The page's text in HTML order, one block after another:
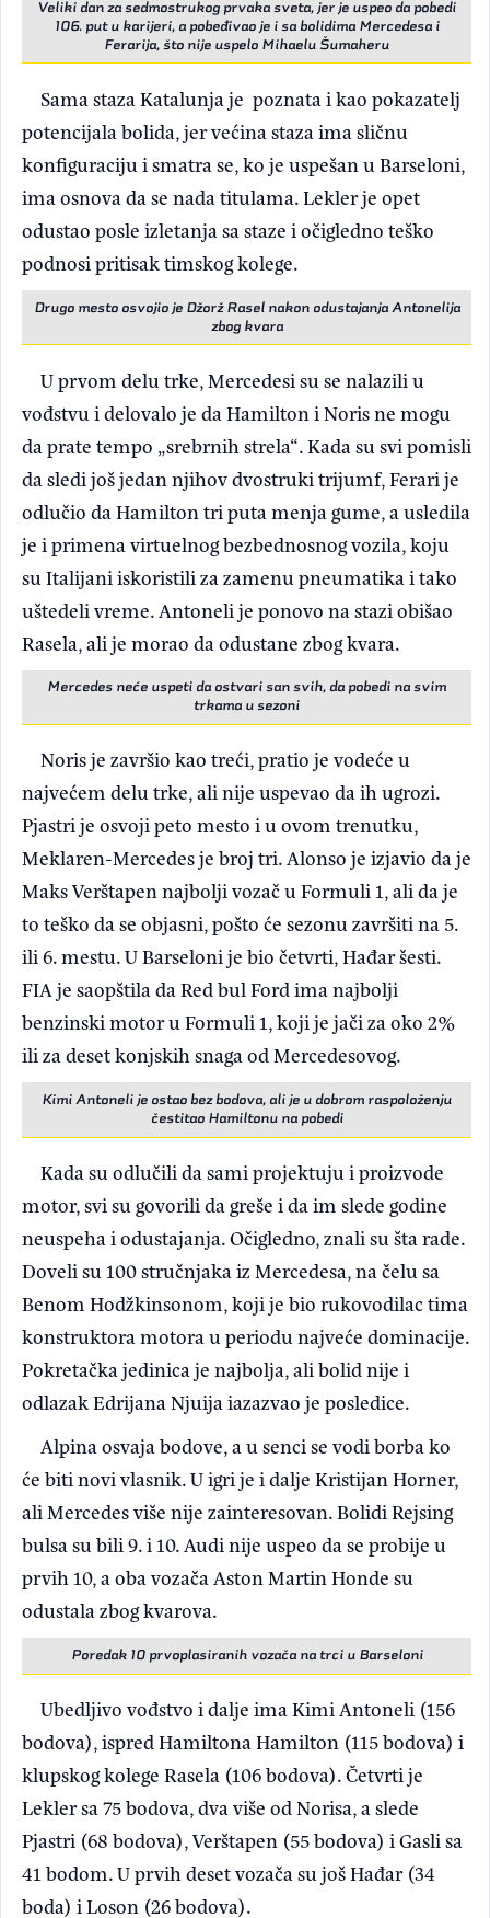
Veliki dan za sedmostrukog prvaka sveta, jer je uspeo da pobedi
106. put u karijeri, a pobeđivao je i sa bolidima Mercedesa i
Ferarija, što nije uspelo Mihaelu Šumaheru
Sama staza Katalunja je poznata i kao pokazatelj
potencijala bolida, jer većina staza ima sličnu
konfiguraciju i smatra se, ko je uspešan u Barseloni,
ima osnova da se nada titulama. Lekler je opet
odustao posle izletanja sa staze i očigledno teško
podnosi pritisak timskog kolege.
Drugo mesto osvojio je Džorž Rasel nakon odustajanja Antonelija
zbog kvara
U prvom delu trke, Mercedesi su se nalazili u
vođstvu i delovalo je da Hamilton i Noris ne mogu
da prate tempo „srebrnih strela“. Kada su svi pomisli
da sledi još jedan njihov dvostruki trijumf, Ferari je
odlučio da Hamilton tri puta menja gume, a usledila
je i primena virtuelnog bezbednosnog vozila, koju
su Italijani iskoristili za zamenu pneumatika i tako
uštedeli vreme. Antoneli je ponovo na stazi obišao
Rasela, ali je morao da odustane zbog kvara.
Mercedes neće uspeti da ostvari san svih, da pobedi na svim
trkama u sezoni
Noris je završio kao treći, pratio je vodeće u
najvećem delu trke, ali nije uspevao da ih ugrozi.
Pjastri je osvoji peto mesto i u ovom trenutku,
Meklaren-Mercedes je broj tri. Alonso je izjavio da je
Maks Verštapen najbolji vozač u Formuli 1, ali da je
to teško da se objasni, pošto će sezonu završiti na 5.
ili 6. mestu. U Barseloni je bio četvrti, Hađar šesti.
FIA je saopštila da Red bul Ford ima najbolji
benzinski motor u Formuli 1, koji je jači za oko 2%
ili za deset konjskih snaga od Mercedesovog.
Kimi Antoneli je ostao bez bodova, ali je u dobrom raspoloženju
čestitao Hamiltonu na pobedi
Kada su odlučili da sami projektuju i proizvode
motor, svi su govorili da greše i da im slede godine
neuspeha i odustajanja. Očigledno, znali su šta rade.
Doveli su 100 stručnjaka iz Mercedesa, na čelu sa
Benom Hodžkinsonom, koji je bio rukovodilac tima
konstruktora motora u periodu najveće dominacije.
Pokretačka jedinica je najbolja, ali bolid nije i
odlazak Edrijana Njuija iazazvao je posledice.
Alpina osvaja bodove, a u senci se vodi borba ko
će biti novi vlasnik. U igri je i dalje Kristijan Horner,
ali Mercedes više nije zainteresovan. Bolidi Rejsing
bulsa su bili 9. i 10. Audi nije uspeo da se probije u
prvih 10, a oba vozača Aston Martin Honde su
odustala zbog kvarova.
Poredak 10 prvoplasiranih vozača na trci u Barseloni
Ubedljivo vođstvo i dalje ima Kimi Antoneli (156
bodova), ispred Hamiltona Hamilton (115 bodova) i
klupskog kolege Rasela (106 bodova). Četvrti je
Lekler sa 75 bodova, dva više od Norisa, a slede
Pjastri (68 bodova), Verštapen (55 bodova) i Gasli sa
41 bodom. U prvih deset vozača su još Hađar (34
boda) i Loson (26 bodova).